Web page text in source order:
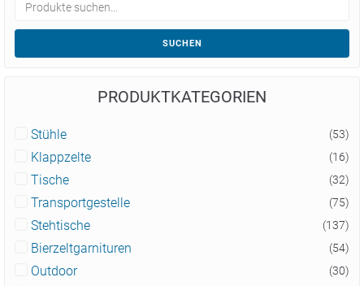
SUCHEN
PRODUKTKATEGORIEN
Stühle (53)
Klappzelte (16)
Tische (32)
Transportgestelle (75)
Stehtische (137)
Bierzeltgarnituren (54)
Outdoor (30)